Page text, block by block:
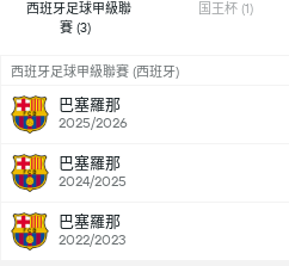
西班牙足球甲級聯
国王杯 (1)
西班牙足球甲級聯賽 (西班牙)
巴塞羅那
2025/2026
巴塞羅那
2024/2025
巴塞羅那
2022/2023